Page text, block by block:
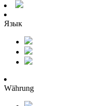
Язык
Währung